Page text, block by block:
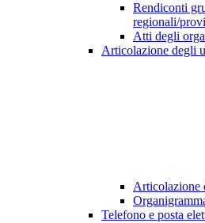
Rendiconti
regionali/
Atti degli
Articolazione degli
Articolazione
Telefono e posta